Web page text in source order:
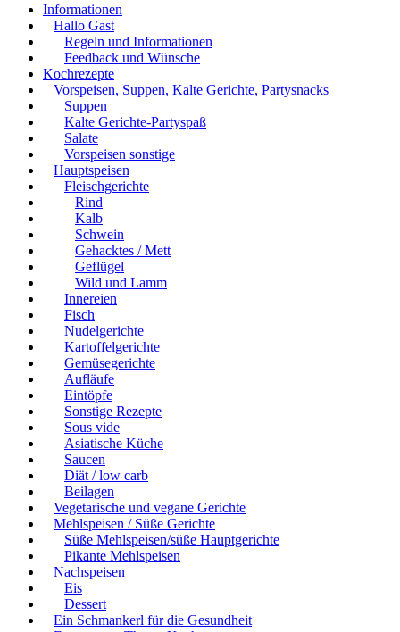
Informationen
Hallo Gast
Regeln und Informationen
Feedback und Wünsche
Kochrezepte
Vorspeisen, Suppen, Kalte Gerichte, Partysnacks
Suppen
Kalte Gerichte-Partyspaß
Salate
Vorspeisen sonstige
Hauptspeisen
Fleischgerichte
Rind
Kalb
Schwein
Gehacktes / Mett
Geflügel
Wild und Lamm
Innereien
Fisch
Nudelgerichte
Kartoffelgerichte
Gemüsegerichte
Aufläufe
Eintöpfe
Sonstige Rezepte
Sous vide
Asiatische Küche
Saucen
Diät / low carb
Beilagen
Vegetarische und vegane Gerichte
Mehlspeisen / Süße Gerichte
Süße Mehlspeisen/süße Hauptgerichte
Pikante Mehlspeisen
Nachspeisen
Eis
Dessert
Ein Schmankerl für die Gesundheit